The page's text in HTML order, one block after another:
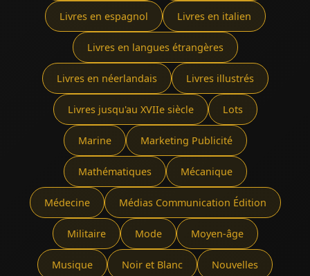
Livres en espagnol Livres en italien
Livres en langues étrangères
Livres en néerlandais Livres illustrés
Livres jusqu'au XVIIe siècle Lots
Marine Marketing Publicité
Mathématiques Mécanique
Médecine Médias Communication Édition
Militaire Mode Moyen-âge
Musique Noir et Blanc Nouvelles